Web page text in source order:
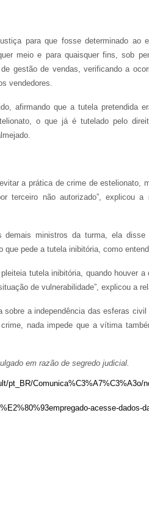
para que fosse determinado ao
meio e para quaisquer fins, sob
gestão de vendas, verificando a
vendedores.
afirmando que a tutela pretendida
o que já é tutelado pelo
a prática de crime de estelionato,
terceiro não autorizado”, explicou
demais ministros da turma, ela
que pede a tutela inibitória, como
tutela inibitória, quando houver
de vulnerabilidade”, explicou a
sobre a independência das esferas
nada impede que a vítima
em razão de segredo judicial.
pt_BR/
acesse-dados-